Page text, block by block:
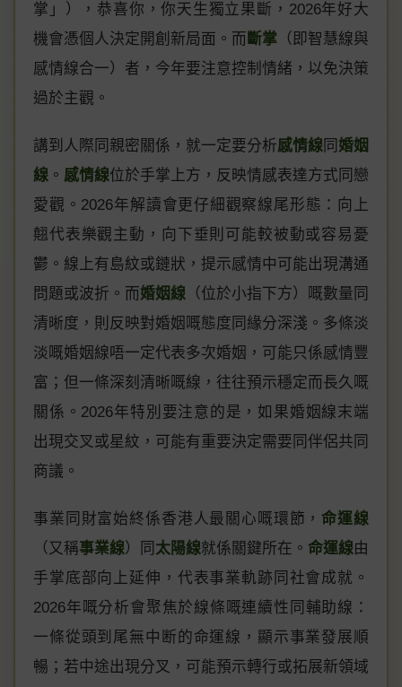
掌」），恭喜你，你天生獨立果斷，2026年好大
機會憑個人決定開創新局面。而 斷掌 （即智慧線與
感情線合一）者，今年要注意控制情緒，以免決策
過於主觀。
講到人際同親密關係，就一定要分析感情線 同 婚姻
線 。 感情線位於手掌上方，反映情感表達方式同戀
愛觀。2026年解讀會更仔細觀察線尾形態：向上
翹代表樂觀主動，向下垂則可能較被動或容易憂
鬱。線上有島紋或鏈狀，提示感情中可能出現溝通
問題或波折。而婚姻線 （位於小指下方）嘅數量同
清晰度，則反映對婚姻嘅態度同緣分深淺。多條淡
淡嘅婚姻線唔一定代表多次婚姻，可能只係感情豐
富；但一條深刻清晰嘅線，往往預示穩定而長久嘅
關係。2026年特別要注意的是，如果婚姻線末端
出現交叉或星紋，可能有重要決定需要同伴侶共同
商議。
事業同財富始終係香港人最關心嘅環節，命運線
（又稱事業線）同 太陽線就係關鍵所在。 命運線由
手掌底部向上延伸，代表事業軌跡同社會成就。
2026年嘅分析會聚焦於線條嘅連續性同輔助線：
一條從頭到尾無中断的命運線，顯示事業發展順
暢；若中途出現分叉，可能預示轉行或拓展新領域